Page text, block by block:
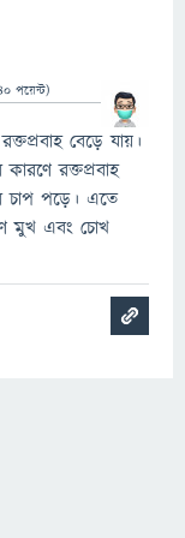
পয়েন্ট)
বেড়ে যায়।
রক্তপ্রবাহ
চাপ পড়ে। এতে
মুখ এবং চোখ